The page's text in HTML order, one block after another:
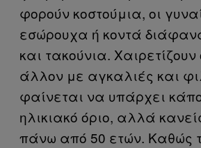
φορούν κοστούμια, οι
εσώρουχα ή κοντά
και τακούνια.
άλλον με αγκαλιές και
φαίνεται να υπάρχει
ηλικιακό όριο, αλλά
πάνω από 50 ετών. Καθώς